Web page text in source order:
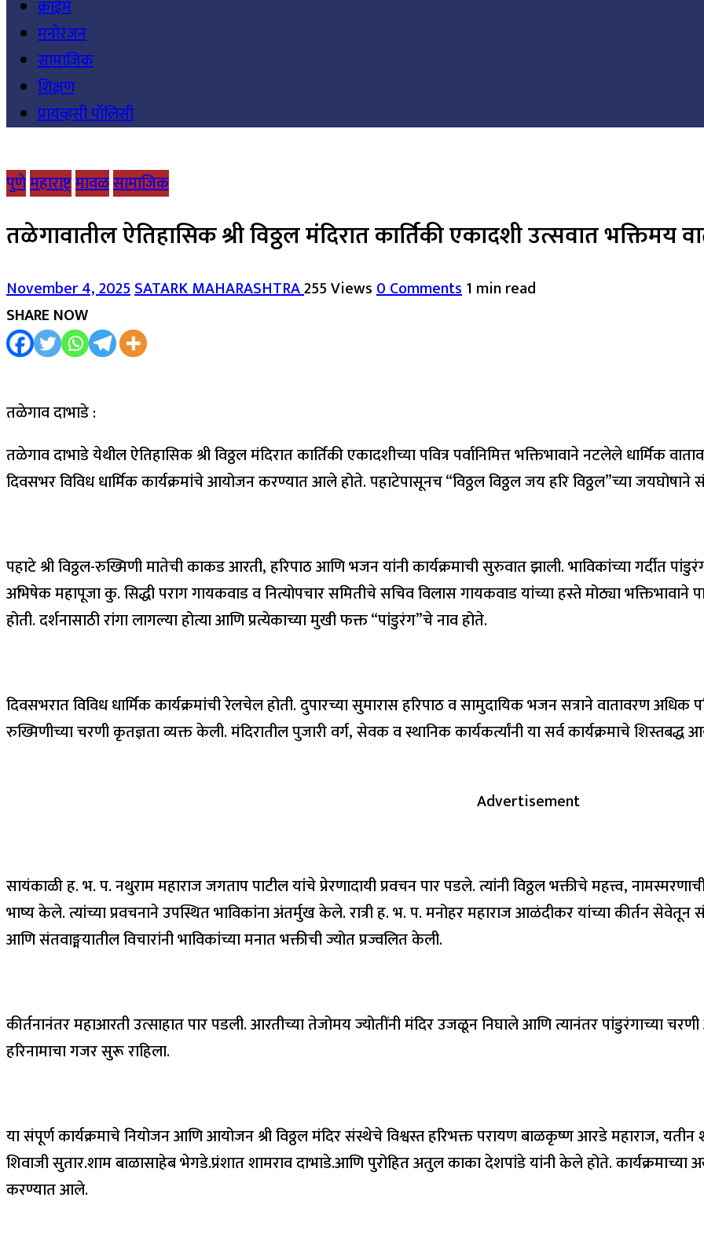
क्राईम
मनोरंजन
सामाजिक
शिक्षण
प्रायव्हसी पॉलिसी
पुणेमहाराष्ट्रमावळसामाजिक
तळेगावातील ऐतिहासिक श्री विठ्ठल मंदिरात कार्तिकी एकादशी उत्सवात भक्तिमय
November 4, 2025SATARK MAHARASHTRA255 Views0 Comments1 min read
SHARE NOW
तळेगाव दाभाडे :
तळेगाव दाभाडे येथील ऐतिहासिक श्री विठ्ठल मंदिरात कार्तिकी एकादशीच्या पवित्र पर्वानिमित्त भक्तिभावाने नटलेले धार्मिक
दिवसभर विविध धार्मिक कार्यक्रमांचे आयोजन करण्यात आले होते. पहाटेपासूनच “विठ्ठल विठ्ठल जय हरि विठ्ठल”च्या
पहाटे श्री विठ्ठल-रुख्मिणी मातेची काकड आरती, हरिपाठ आणि भजन यांनी कार्यक्रमाची सुरुवात झाली. भाविकांच्या गर्दीत
अभिषेक महापूजा कु. सिद्धी पराग गायकवाड व नित्योपचार समितीचे सचिव विलास गायकवाड यांच्या हस्ते मोठ्या भक्तिभावाने
होती. दर्शनासाठी रांगा लागल्या होत्या आणि प्रत्येकाच्या मुखी फक्त “पांडुरंग”चे नाव होते.
दिवसभरात विविध धार्मिक कार्यक्रमांची रेलचेल होती. दुपारच्या सुमारास हरिपाठ व सामुदायिक भजन सत्राने वातावरण
रुख्मिणीच्या चरणी कृतज्ञता व्यक्त केली. मंदिरातील पुजारी वर्ग, सेवक व स्थानिक कार्यकर्त्यांनी या सर्व कार्यक्रमाचे
Advertisement
सायंकाळी ह. भ. प. नथुराम महाराज जगताप पाटील यांचे प्रेरणादायी प्रवचन पार पडले. त्यांनी विठ्ठल भक्तीचे महत्त्व,
भाष्य केले. त्यांच्या प्रवचनाने उपस्थित भाविकांना अंतर्मुख केले. रात्री ह. भ. प. मनोहर महाराज आळंदीकर यांच्या कीर्तन सेवेतून
आणि संतवाङ्मयातील विचारांनी भाविकांच्या मनात भक्तीची ज्योत प्रज्वलित केली.
कीर्तनानंतर महाआरती उत्साहात पार पडली. आरतीच्या तेजोमय ज्योतींनी मंदिर उजळून निघाले आणि त्यानंतर पांडुरंगाच्या
हरिनामाचा गजर सुरू राहिला.
या संपूर्ण कार्यक्रमाचे नियोजन आणि आयोजन श्री विठ्ठल मंदिर संस्थेचे विश्वस्त हरिभक्त परायण बाळकृष्ण आरडे महाराज,
शिवाजी सुतार.शाम बाळासाहेब भेगडे.प्रंशात शामराव दाभाडे.आणि पुरोहित अतुल काका देशपांडे यांनी केले होते. कार्यक्रमाच्या
करण्यात आले.